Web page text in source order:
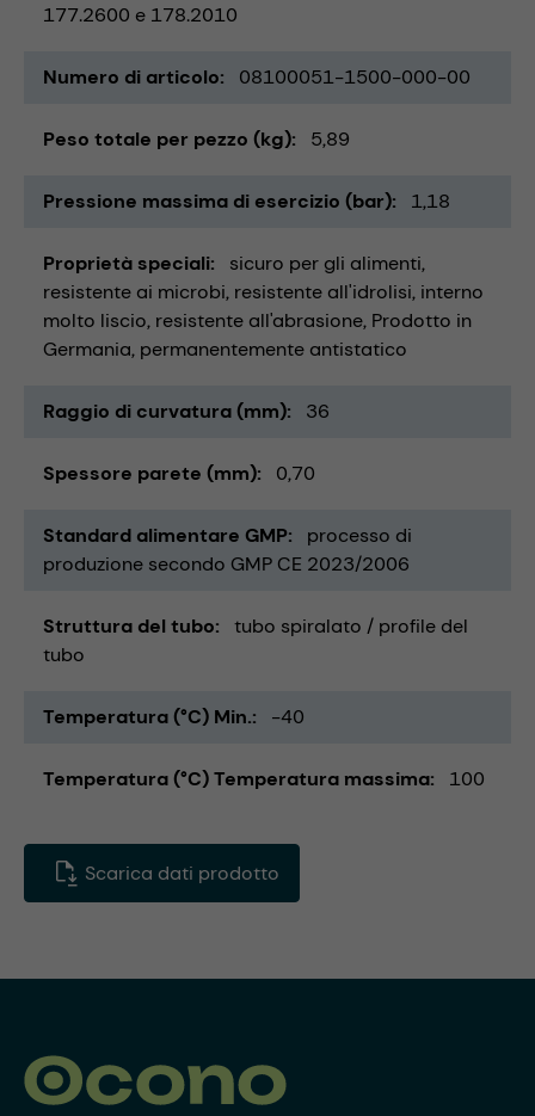
177.2600 e 178.2010
Numero di articolo 08100051-1500-000-00
Peso totale per pezzo (kg) 5,89
Pressione massima di esercizio (bar) 1,18
Proprietà speciali
sicuro per gli alimenti
resistente ai microbi resistente all'idrolisi interno
molto liscio resistente all'abrasione Prodotto in
Germania permanentemente antistatico
Raggio di curvatura (mm) 36
Spessore parete (mm) 0,70
Standard alimentare GMP
processo di
produzione secondo GMP CE 2023/2006
Struttura del tubo
tubo spiralato / profile del
tubo
Temperatura (°C) Min. -40
Temperatura (°C) Temperatura massima 100
Scarica dati prodotto